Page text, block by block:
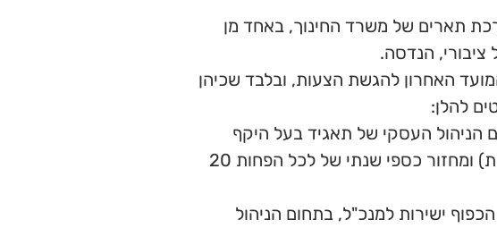
תארים של משרד החינוך, באחד מן
האחרון להגשת הצעות, ובלבד שכיהן
להלן:
הניהול העסקי של תאגיד בעל היקף
עסקים משמעותי(*), הכולל לפחות 5 עובדים (לא כולל מיקור חוץ ו/או חברות בנות) ומחזור כספי שנתי של לכל הפחות 20
ישירות למנכ"ל, בתחום הניהול